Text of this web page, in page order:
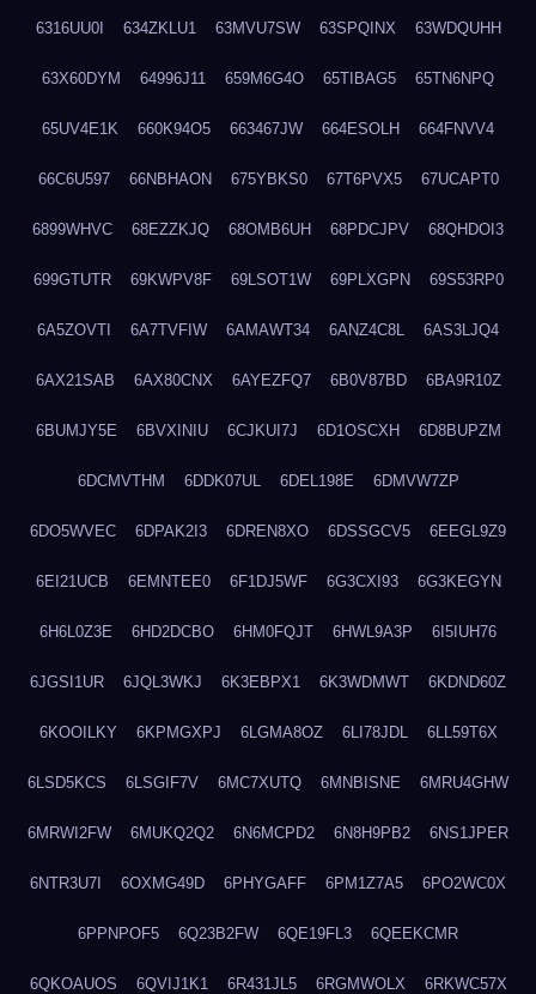
6316UU0I 634ZKLU1 63MVU7SW 63SPQINX 63WDQUHH
63X60DYM 64996J11 659M6G4O 65TIBAG5 65TN6NPQ
65UV4E1K 660K94O5 663467JW 664ESOLH 664FNVV4
66C6U597 66NBHAON 675YBKS0 67T6PVX5 67UCAPT0
6899WHVC 68EZZKJQ 68OMB6UH 68PDCJPV 68QHDOI3
699GTUTR 69KWPV8F 69LSOT1W 69PLXGPN 69S53RP0
6A5ZOVTI 6A7TVFIW 6AMAWT34 6ANZ4C8L 6AS3LJQ4
6AX21SAB 6AX80CNX 6AYEZFQ7 6B0V87BD 6BA9R10Z
6BUMJY5E 6BVXINIU 6CJKUI7J 6D1OSCXH 6D8BUPZM
6DCMVTHM 6DDK07UL 6DEL198E 6DMVW7ZP
6DO5WVEC 6DPAK2I3 6DREN8XO 6DSSGCV5 6EEGL9Z9
6EI21UCB 6EMNTEE0 6F1DJ5WF 6G3CXI93 6G3KEGYN
6H6L0Z3E 6HD2DCBO 6HM0FQJT 6HWL9A3P 6I5IUH76
6JGSI1UR 6JQL3WKJ 6K3EBPX1 6K3WDMWT 6KDND60Z
6KOOILKY 6KPMGXPJ 6LGMA8OZ 6LI78JDL 6LL59T6X
6LSD5KCS 6LSGIF7V 6MC7XUTQ 6MNBISNE 6MRU4GHW
6MRWI2FW 6MUKQ2Q2 6N6MCPD2 6N8H9PB2 6NS1JPER
6NTR3U7I 6OXMG49D 6PHYGAFF 6PM1Z7A5 6PO2WC0X
6PPNPOF5 6Q23B2FW 6QE19FL3 6QEEKCMR
6QKOAUOS 6QVIJ1K1 6R431JL5 6RGMWOLX 6RKWC57X